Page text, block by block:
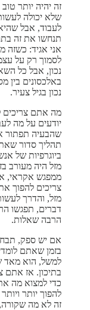
זה יהיה יותר
שלא יכולה
לעבוד, אבל
תנחשו את זה
אני אגיד: כשזה
לסמוך רק על
נכון, אבל כל
באלכסונים בין
נכון בגיל צעיר.
מה אתם צריכים
יודעים על מה
שהבעיה תפתור
תהליך סדור
ביוגרפיות של
מזל היה מעורב
ממפגש אקראי,
צריכים להפוך
מזל, והדרך
דברים, תפגשו
הרבה שאלות.
אם יש ספק,
בזמן שאתם
למשל, הוא מאד
בתיכון. אז אתם
כדי למצוא מה
להפוך יותר
זה לא מה